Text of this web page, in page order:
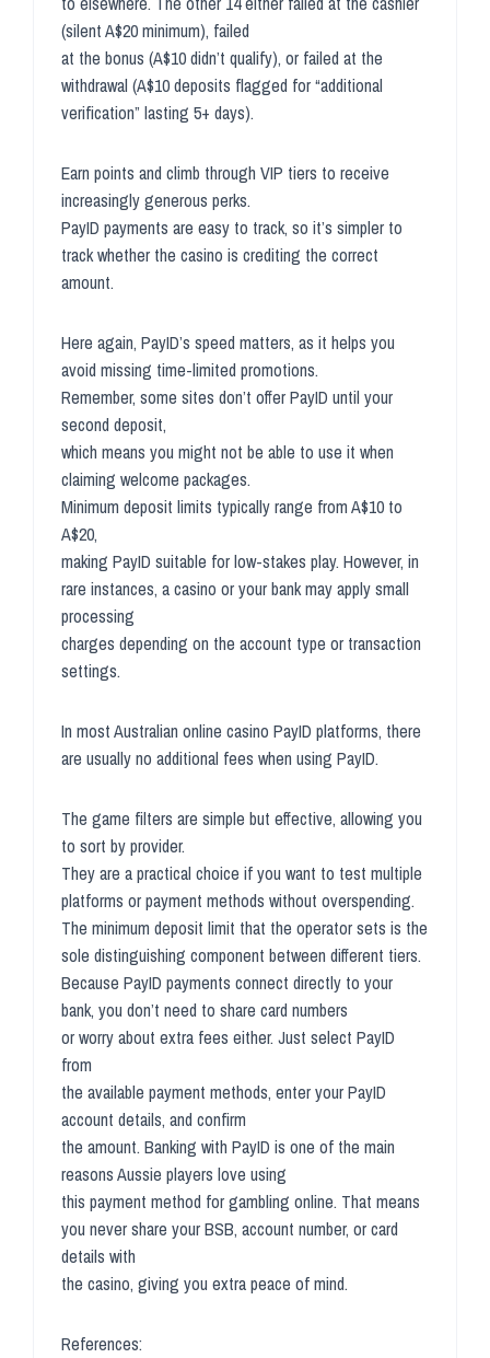
(silent A$20 minimum), failed
at the bonus (A$10 didn’t qualify), or failed at the
withdrawal (A$10 deposits flagged for “additional
verification” lasting 5+ days).
Earn points and climb through VIP tiers to receive
increasingly generous perks.
PayID payments are easy to track, so it’s simpler to
track whether the casino is crediting the correct
amount.
Here again, PayID’s speed matters, as it helps you
avoid missing time-limited promotions.
Remember, some sites don’t offer PayID until your
second deposit,
which means you might not be able to use it when
claiming welcome packages.
Minimum deposit limits typically range from A$10 to
A$20,
making PayID suitable for low-stakes play. However, in
rare instances, a casino or your bank may apply small
processing
charges depending on the account type or transaction
settings.
In most Australian online casino PayID platforms, there
are usually no additional fees when using PayID.
The game filters are simple but effective, allowing you
to sort by provider.
They are a practical choice if you want to test multiple
platforms or payment methods without overspending.
The minimum deposit limit that the operator sets is the
sole distinguishing component between different tiers.
Because PayID payments connect directly to your
bank, you don’t need to share card numbers
or worry about extra fees either. Just select PayID
from
the available payment methods, enter your PayID
account details, and confirm
the amount. Banking with PayID is one of the main
reasons Aussie players love using
this payment method for gambling online. That means
you never share your BSB, account number, or card
details with
the casino, giving you extra peace of mind.
References: